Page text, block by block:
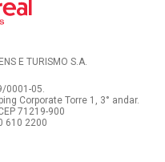
E TURISMO S.A.
0001-05.
Corporate Torre 1, 3° andar.
71219-900
610 2200